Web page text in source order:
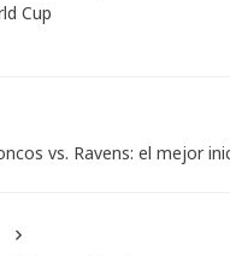
Cup
vs. Ravens: el mejor